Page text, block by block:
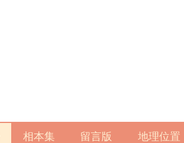
相本集 留言版 地理位置